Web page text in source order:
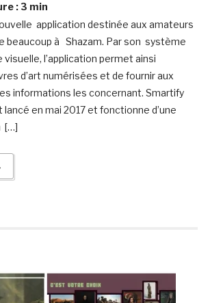
: 3 min
application destinée aux amateurs
beaucoup à Shazam. Par son système
l’application permet ainsi
d’art numérisées et de fournir aux
informations les concernant. Smartify
en mai 2017 et fonctionne d’une
[…]